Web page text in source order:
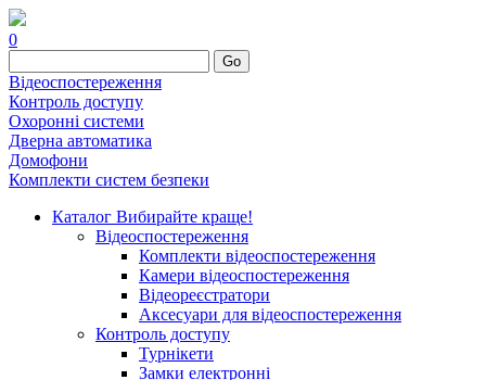
0
Go
Відеоспостереження
Контроль доступу
Охоронні системи
Дверна автоматика
Домофони
Комплекти систем безпеки
Каталог Вибирайте краще!
Відеоспостереження
Комплекти відеоспостереження
Камери відеоспостереження
Відеореєстратори
Аксесуари для відеоспостереження
Контроль доступу
Турнікети
Замки електронні